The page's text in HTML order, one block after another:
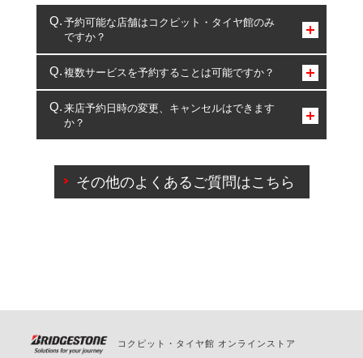
予約可能な店舗はコクピット・タイヤ館のみ
ですか？
コクピット・タイヤ館のみとなります。
複数サービスを予約することは可能ですか？
複数サービスのご予約は可能です。
一部の商品・サービスの組み合わせに限り、同時にご予約が
出来ないものもございます。
来店予約日時の変更、キャンセルはできます
か？
ご来店予約日の3営業日前を過ぎている場合のご予約
の日時変更につきましては、直接ご予約の店舗まで
その他のよくあるご質問はこちら
コクピット・タイヤ館 オンラインストア